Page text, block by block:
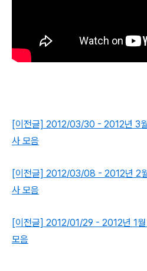
[이전글] 2012/03/30 - 2012년 3
사 모음
[이전글] 2012/03/08 - 2012년 2
사 모음
[이전글] 2012/01/29 - 2012년 1월
모음